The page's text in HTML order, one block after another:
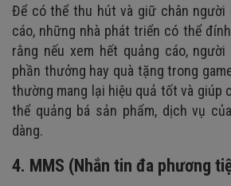
Để có thể thu hút và giữ chân người
cáo, những nhà phát triển có thể
rằng nếu xem hết quảng cáo,
phần thưởng hay quà tặng trong
thường mang lại hiệu quả tốt và giúp
thể quảng bá sản phẩm, dịch vụ
dàng.
4. MMS (Nhắn tin đa phương